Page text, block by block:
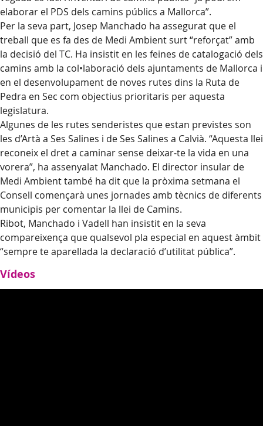
elaborar el PDS dels camins públics a Mallorca”.
Per la seva part, Josep Manchado ha assegurat que el
treball que es fa des de Medi Ambient surt “reforçat” amb
la decisió del TC. Ha insistit en les feines de catalogació dels
camins amb la col•laboració dels ajuntaments de Mallorca i
en el desenvolupament de noves rutes dins la Ruta de
Pedra en Sec com objectius prioritaris per aquesta
legislatura.
Algunes de les rutes senderistes que estan previstes son
les d’Artà a Ses Salines i de Ses Salines a Calvià. “Aquesta llei
reconeix el dret a caminar sense deixar-te la vida en una
vorera”, ha assenyalat Manchado. El director insular de
Medi Ambient també ha dit que la pròxima setmana el
Consell començarà unes jornades amb tècnics de diferents
municipis per comentar la llei de Camins.
Ribot, Manchado i Vadell han insistit en la seva
compareixença que qualsevol pla especial en aquest àmbit
“sempre te aparellada la declaració d’utilitat pública”.
Vídeos